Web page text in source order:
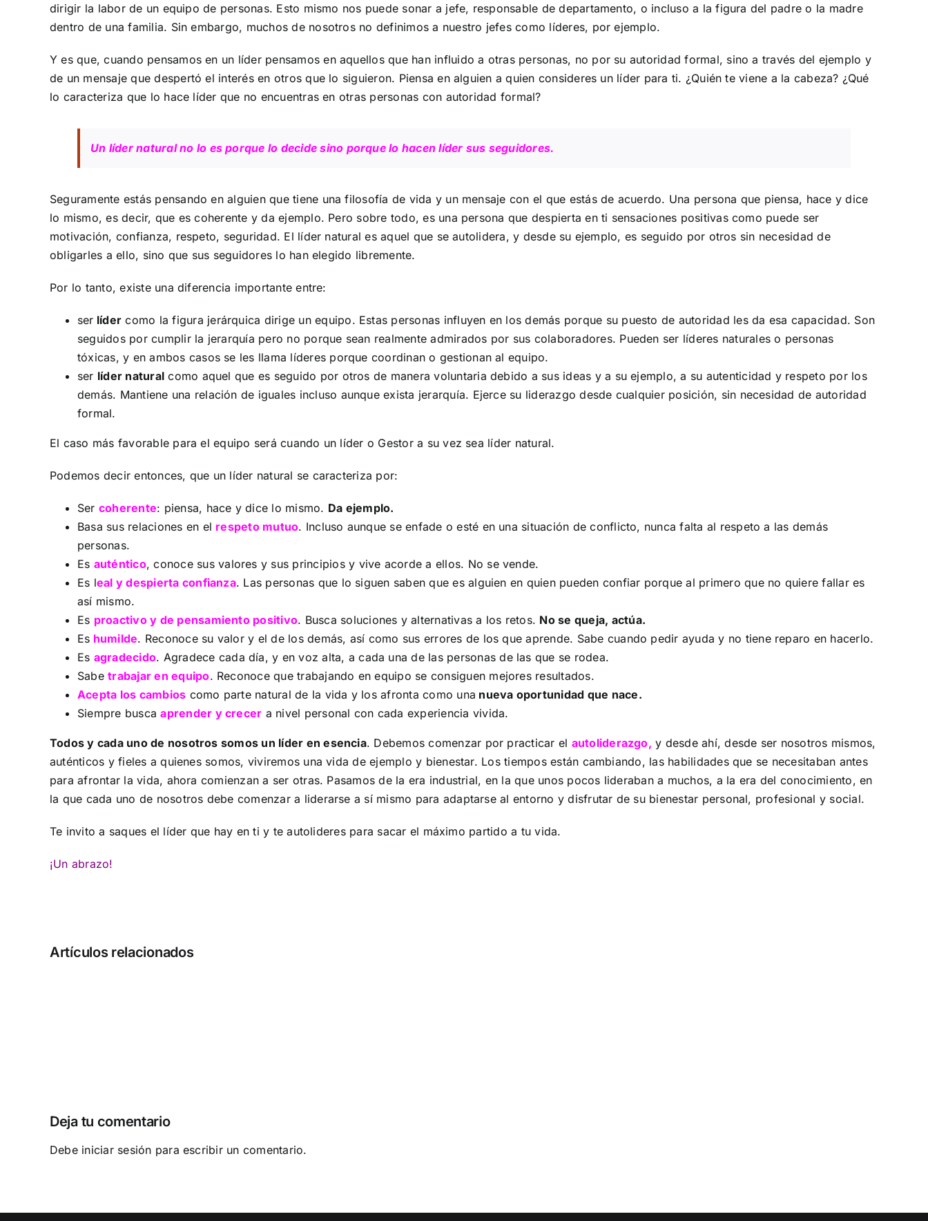
dirigir la labor de un equipo de personas. Esto mismo nos puede sonar a jefe, responsable de departamento, o incluso a la figura del padre o la madre
dentro de una familia. Sin embargo, muchos de nosotros no definimos a nuestro jefes como líderes, por ejemplo.
Y es que, cuando pensamos en un líder pensamos en aquellos que han influido a otras personas, no por su autoridad formal, sino a través del ejemplo y
de un mensaje que despertó el interés en otros que lo siguieron. Piensa en alguien a quien consideres un líder para ti. ¿Quién te viene a la cabeza? ¿Qué
lo caracteriza que lo hace líder que no encuentras en otras personas con autoridad formal?
Un líder natural no lo es porque lo decide sino porque lo hacen líder sus seguidores.
Seguramente estás pensando en alguien que tiene una filosofía de vida y un mensaje con el que estás de acuerdo. Una persona que piensa, hace y dice
lo mismo, es decir, que es coherente y da ejemplo. Pero sobre todo, es una persona que despierta en ti sensaciones positivas como puede ser
motivación, confianza, respeto, seguridad. El líder natural es aquel que se autolidera, y desde su ejemplo, es seguido por otros sin necesidad de
obligarles a ello, sino que sus seguidores lo han elegido libremente.
Por lo tanto, existe una diferencia importante entre:
ser líder como la figura jerárquica dirige un equipo. Estas personas influyen en los demás porque su puesto de autoridad les da esa capacidad. Son
seguidos por cumplir la jerarquía pero no porque sean realmente admirados por sus colaboradores. Pueden ser líderes naturales o personas
tóxicas, y en ambos casos se les llama líderes porque coordinan o gestionan al equipo.
ser líder natural como aquel que es seguido por otros de manera voluntaria debido a sus ideas y a su ejemplo, a su autenticidad y respeto por los
demás. Mantiene una relación de iguales incluso aunque exista jerarquía. Ejerce su liderazgo desde cualquier posición, sin necesidad de autoridad
formal.
El caso más favorable para el equipo será cuando un líder o Gestor a su vez sea líder natural.
Podemos decir entonces, que un líder natural se caracteriza por:
Ser coherente: piensa, hace y dice lo mismo. Da ejemplo.
Basa sus relaciones en el respeto mutuo. Incluso aunque se enfade o esté en una situación de conflicto, nunca falta al respeto a las demás
personas.
Es auténtico, conoce sus valores y sus principios y vive acorde a ellos. No se vende.
Es leal y despierta confianza. Las personas que lo siguen saben que es alguien en quien pueden confiar porque al primero que no quiere fallar es
así mismo.
Es proactivo y de pensamiento positivo. Busca soluciones y alternativas a los retos. No se queja, actúa.
Es humilde. Reconoce su valor y el de los demás, así como sus errores de los que aprende. Sabe cuando pedir ayuda y no tiene reparo en hacerlo.
Es agradecido. Agradece cada día, y en voz alta, a cada una de las personas de las que se rodea.
Sabetrabajar en equipo. Reconoce que trabajando en equipo se consiguen mejores resultados.
Acepta los cambios como parte natural de la vida y los afronta como una nueva oportunidad que nace.
Siempre buscaaprender y crecer a nivel personal con cada experiencia vivida.
Todos y cada uno de nosotros somos un líder en esencia. Debemos comenzar por practicar el autoliderazgo, y desde ahí, desde ser nosotros mismos,
auténticos y fieles a quienes somos, viviremos una vida de ejemplo y bienestar. Los tiempos están cambiando, las habilidades que se necesitaban antes
para afrontar la vida, ahora comienzan a ser otras. Pasamos de la era industrial, en la que unos pocos lideraban a muchos, a la era del conocimiento, en
la que cada uno de nosotros debe comenzar a liderarse a sí mismo para adaptarse al entorno y disfrutar de su bienestar personal, profesional y social.
Te invito a saques el líder que hay en ti y te autolideres para sacar el máximo partido a tu vida.
¡Un abrazo!
Artículos relacionados
Cómo
gestionar
un
equipo
Deja tu comentario
Debe iniciar sesión para escribir un comentario.